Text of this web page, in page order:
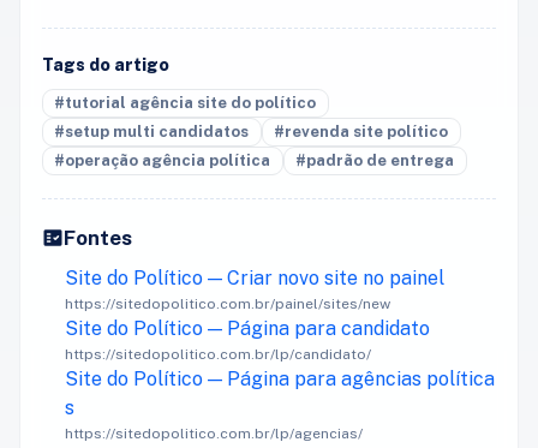
Tags do artigo
#tutorial agência site do político
#setup multi candidatos
#revenda site político
#operação agência política
#padrão de entrega
Fontes
Site do Político — Criar novo site no painel
https://sitedopolitico.com.br/painel/sites/new
Site do Político — Página para candidato
https://sitedopolitico.com.br/lp/candidato/
Site do Político — Página para agências política
s
https://sitedopolitico.com.br/lp/agencias/